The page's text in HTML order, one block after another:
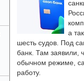
а
шесть судов. Под
банк. Там заявили,
обычном режиме,
работу.